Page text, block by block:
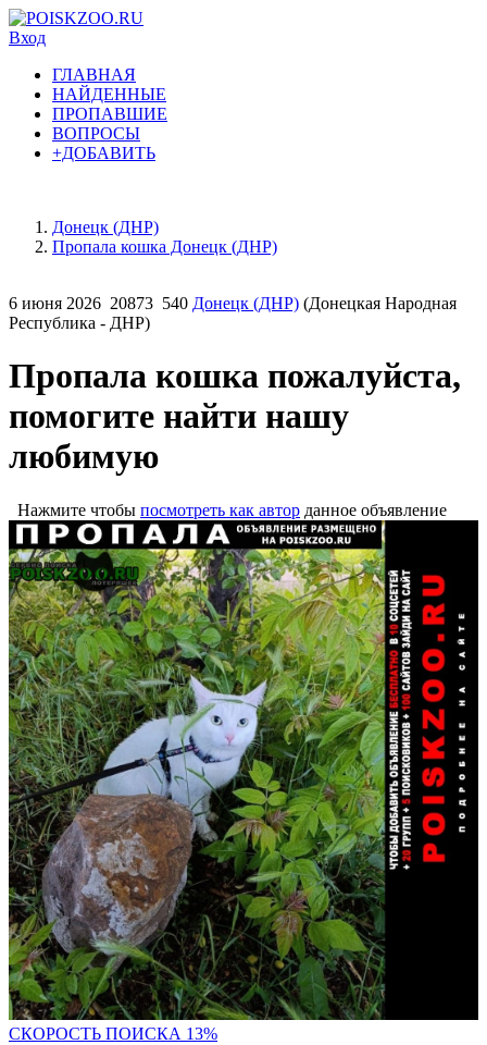
Вход
ГЛАВНАЯ
НАЙДЕННЫЕ
ПРОПАВШИЕ
ВОПРОСЫ
+ДОБАВИТЬ
Донецк (ДНР)
Пропала кошка Донецк (ДНР)
6 июня 2026 20873 540 Донецк (ДНР) (Донецкая Народная
Республика - ДНР)
Пропала кошка пожалуйста,
помогите найти нашу
любимую
Нажмите чтобы посмотреть как автор данное объявление
СКОРОСТЬ ПОИСКА 13%